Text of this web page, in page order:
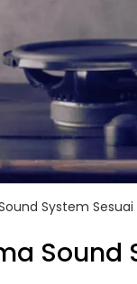
System
Sound